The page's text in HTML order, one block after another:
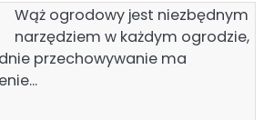
Wąż ogrodowy jest niezbędnym
narzędziem w każdym ogrodzie,
przechowywanie ma